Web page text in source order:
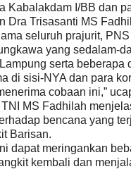
Kabalakdam I/BB dan
Dra Trisasanti MS
seluruh prajurit,
yang sedalam-
serta beberapa
di sisi-NYA dan para
cobaan ini,”
MS Fadhilah
bencana yang
Barisan.
dapat meringankan
kembali dan